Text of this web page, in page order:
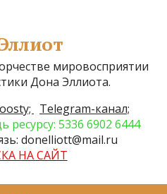
мировосприятии
Дона Эллиота.
Telegram-канал;
5336 6902 6444
donelliott@mail.ru
НА САЙТ